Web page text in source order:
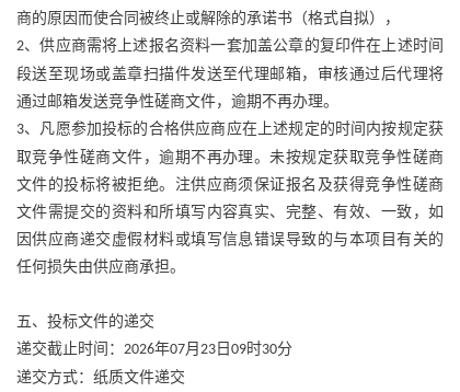
商的原因而使合同被终止或解除的承诺书（格式自拟），
2、供应商需将上述报名资料一套加盖公章的复印件在上述时间
段送至现场或盖章扫描件发送至代理邮箱，审核通过后代理将
通过邮箱发送竞争性磋商文件，逾期不再办理。
3、凡愿参加投标的合格供应商应在上述规定的时间内按规定获
取竞争性磋商文件，逾期不再办理。未按规定获取竞争性磋商
文件的投标将被拒绝。注供应商须保证报名及获得竞争性磋商
文件需提交的资料和所填写内容真实、完整、有效、一致，如
因供应商递交虚假材料或填写信息错误导致的与本项目有关的
任何损失由供应商承担。
五、投标文件的递交
递交截止时间： 2026年07月 23 日 09时30分
递交方式：纸质文件递交